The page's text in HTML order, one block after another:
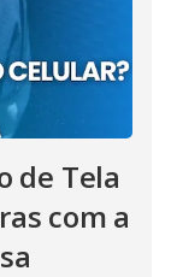
de Tela
com a